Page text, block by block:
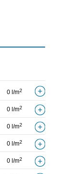
0 l/m2
0 l/m2
0 l/m2
0 l/m2
0 l/m2